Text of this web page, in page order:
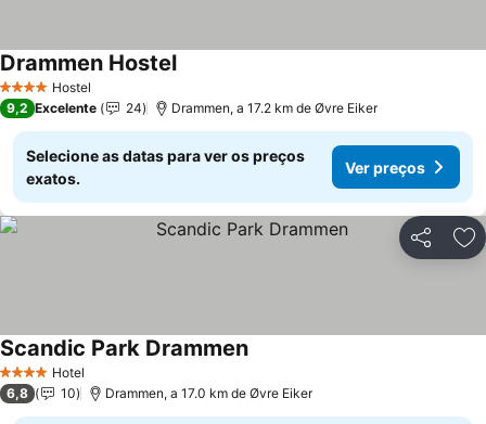
4 EstrelasHostel
Drammen Hostel
9,2 Excelente 24 Drammen, a 17.2 km de Øvre Eiker
Selecione as datas para ver os preços
exatos.
Ver preços
Partilhar
4 EstrelasHotel
Scandic Park Drammen
6,8 10 Drammen, a 17.0 km de Øvre Eiker